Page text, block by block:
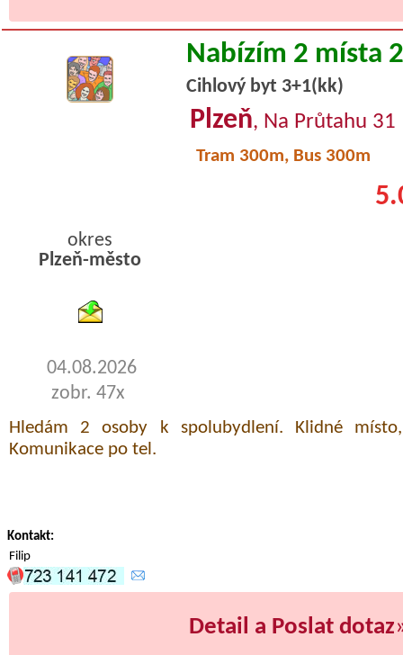
Nabízím 2 místa
Cihlový byt 3+1(kk)
Plzeň, Na Průtahu 31
Tram 300m, Bus 300m
okres
Plzeň-město
04.08.2026
zobr. 47x
Hledám 2 osoby k spolubydlení. Klidné
Komunikace po tel.
Kontakt:
Filip
Detail a Poslat dotaz